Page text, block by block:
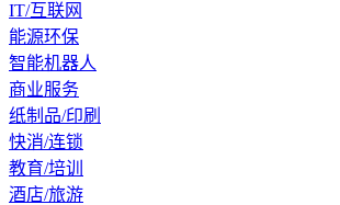
IT/互联网
能源环保
智能机器人
商业服务
纸制品/印刷
快消/连锁
教育/培训
酒店/旅游